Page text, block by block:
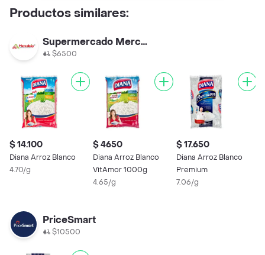
Productos similares:
Supermercado Mercaboy
$6500
$ 14.100
Diana Arroz Blanco
4.70/g
$ 4650
Diana Arroz Blanco
VitAmor 1000g
4.65/g
$ 17.650
Diana Arroz Blanco
Premium
7.06/g
PriceSmart
$10500